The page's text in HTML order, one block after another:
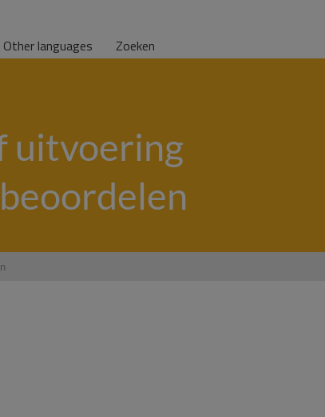
Other languages Zoeken
uitvoering